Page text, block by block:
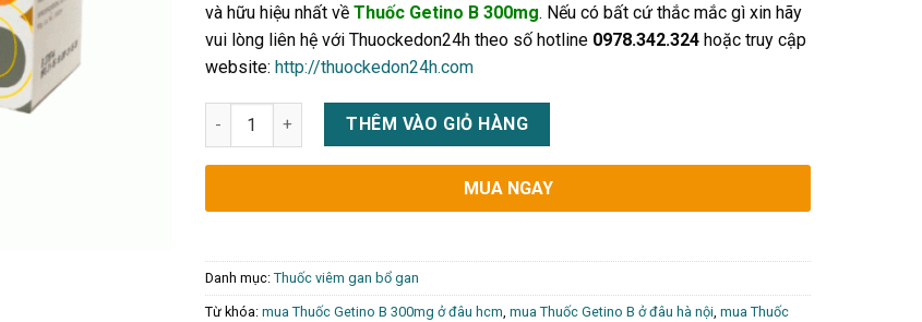
và hữu hiệu nhất về Thuốc Getino B 300mg. Nếu có bất cứ thắc mắc gì xin hãy
vui lòng liên hệ với Thuockedon24h theo số hotline 0978.342.324 hoặc truy cập
website: http://thuockedon24h.com
Thuốc Getino B 300mg mua ở đâu, giá bao nhiêu điều trị viêm gan B số lượng
THÊM VÀO GIỎ HÀNG
MUA NGAY
Danh mục: Thuốc viêm gan bổ gan
Từ khóa: mua Thuốc Getino B 300mg ở đâu hcm, mua Thuốc Getino B ở đâu hà nội, mua Thuốc